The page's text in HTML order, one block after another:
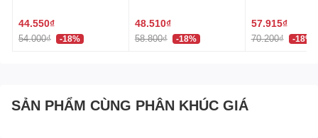
44.550₫
54.000₫ -18%
48.510₫
58.800₫ -18%
57.915₫
70.200₫ -18%
SẢN PHẨM CÙNG PHÂN KHÚC GIÁ